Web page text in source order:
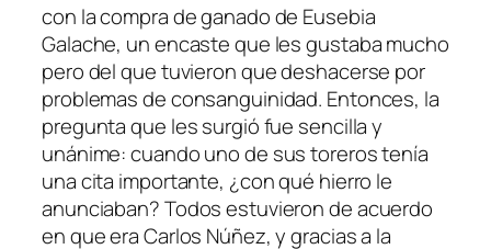
con la compra de ganado de Eusebia
Galache, un encaste que les gustaba mucho
pero del que tuvieron que deshacerse por
problemas de consanguinidad. Entonces, la
pregunta que les surgió fue sencilla y
unánime: cuando uno de sus toreros tenía
una cita importante, ¿con qué hierro le
anunciaban? Todos estuvieron de acuerdo
en que era Carlos Núñez, y gracias a la